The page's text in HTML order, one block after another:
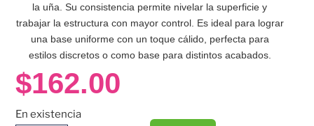
la uña. Su consistencia permite nivelar la superficie y
trabajar la estructura con mayor control. Es ideal para lograr
una base uniforme con un toque cálido, perfecta para
estilos discretos o como base para distintos acabados.
$162.00
En existencia